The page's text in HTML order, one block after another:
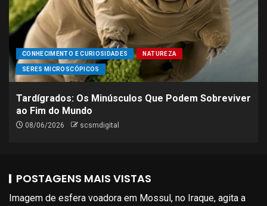
CONHECIMENTO E CURIOSIDADES NATUREZA
SERES MICROSCÓPICOS
Tardígrados: Os Minúsculos Que Podem Sobreviver
ao Fim do Mundo
08/06/2026 scsmdigital
POSTAGENS MAIS VISTAS
Imagem de esfera voadora em Mossul, no Iraque, agita a